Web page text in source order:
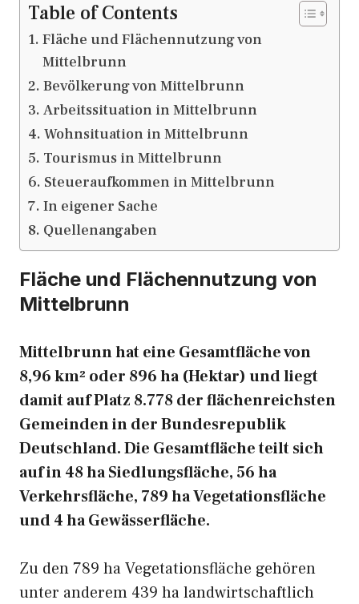
Table of Contents
Fläche und Flächennutzung von
Mittelbrunn
Bevölkerung von Mittelbrunn
Arbeitssituation in Mittelbrunn
Wohnsituation in Mittelbrunn
Tourismus in Mittelbrunn
Steueraufkommen in Mittelbrunn
In eigener Sache
Quellenangaben
Fläche und Flächennutzung von
Mittelbrunn
Mittelbrunn hat eine Gesamtfläche von
8,96 km² oder 896 ha (Hektar) und liegt
damit auf Platz 8.778 der flächenreichsten
Gemeinden in der Bundesrepublik
Deutschland. Die Gesamtfläche teilt sich
auf in 48 ha Siedlungsfläche, 56 ha
Verkehrsfläche, 789 ha Vegetationsfläche
und 4 ha Gewässerfläche.
Zu den 789 ha Vegetationsfläche gehören
unter anderem 439 ha landwirtschaftlich